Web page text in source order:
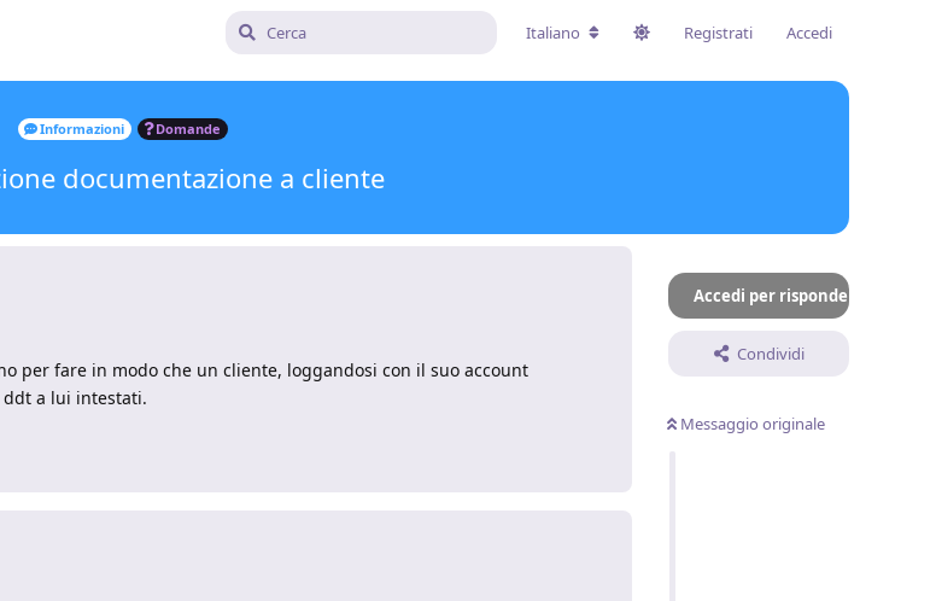
Italiano Registrati Accedi
Informazioni Domande
documentazione a cliente
Accedi per rispondere
Condividi
Messaggio originale
per fare in modo che un cliente, loggandosi con il suo account
ddt a lui intestati.